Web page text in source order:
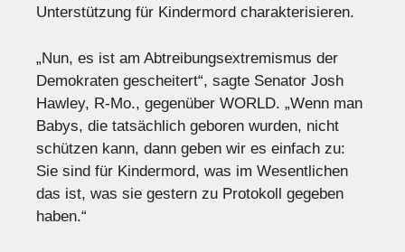
Unterstützung für Kindermord charakterisieren.
„Nun, es ist am Abtreibungsextremismus der
Demokraten gescheitert“, sagte Senator Josh
Hawley, R-Mo., gegenüber WORLD. „Wenn man
Babys, die tatsächlich geboren wurden, nicht
schützen kann, dann geben wir es einfach zu:
Sie sind für Kindermord, was im Wesentlichen
das ist, was sie gestern zu Protokoll gegeben
haben.“